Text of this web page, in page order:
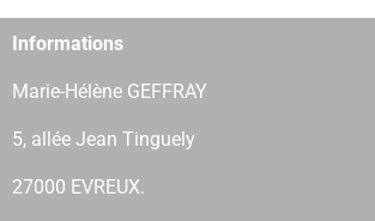
Informations
Marie-Hélène GEFFRAY
5, allée Jean Tinguely
27000 EVREUX.